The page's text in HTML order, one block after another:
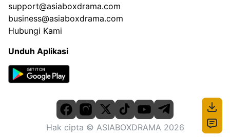
support@asiaboxdrama.com
business@asiaboxdrama.com
Hubungi Kami
Unduh Aplikasi
Hak cipta © ASIABOXDRAMA 2026